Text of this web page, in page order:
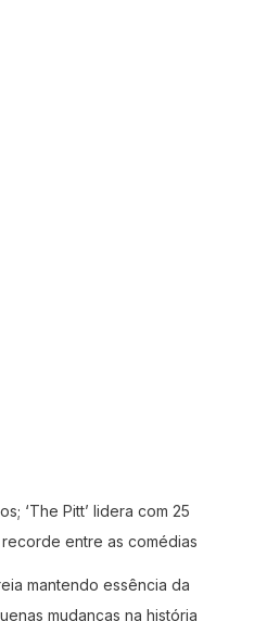
‘The Pitt’ lidera com 25
entre as comédias
mantendo essência da
mudanças na história